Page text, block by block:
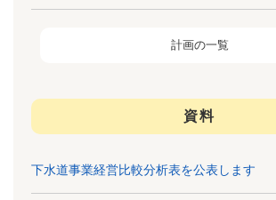
計画の一覧
資料
下水道事業経営比較分析表を公表します